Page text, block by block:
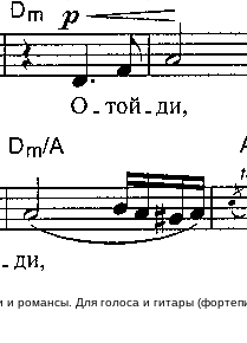
романсы. Для голоса и гитары